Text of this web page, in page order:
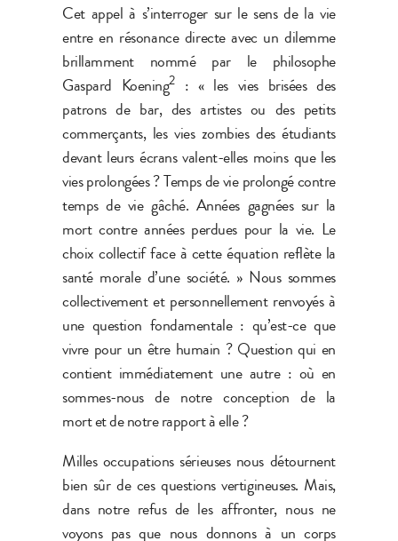
Cet appel à s’interroger sur le sens de la vie
entre en résonance directe avec un dilemme
brillamment nommé par le philosophe
Gaspard Koening2: « les vies brisées des
patrons de bar, des artistes ou des petits
commerçants, les vies zombies des étudiants
devant leurs écrans valent-elles moins que les
vies prolongées ? Temps de vie prolongé contre
temps de vie gâché. Années gagnées sur la
mort contre années perdues pour la vie. Le
choix collectif face à cette équation reflète la
santé morale d’une société. » Nous sommes
collectivement et personnellement renvoyés à
une question fondamentale : qu’est-ce que
vivre pour un être humain ? Question qui en
contient immédiatement une autre : où en
sommes-nous de notre conception de la
mort et de notre rapport à elle ?
Milles occupations sérieuses nous détournent
bien sûr de ces questions vertigineuses. Mais,
dans notre refus de les affronter, nous ne
voyons pas que nous donnons à un corps